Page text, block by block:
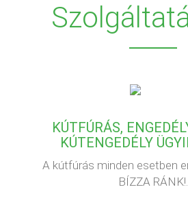
KÚTFÚRÁS,
KÚTENGEDÉLY
A kútfúrás minden esetben
BÍZZA RÁNK!.